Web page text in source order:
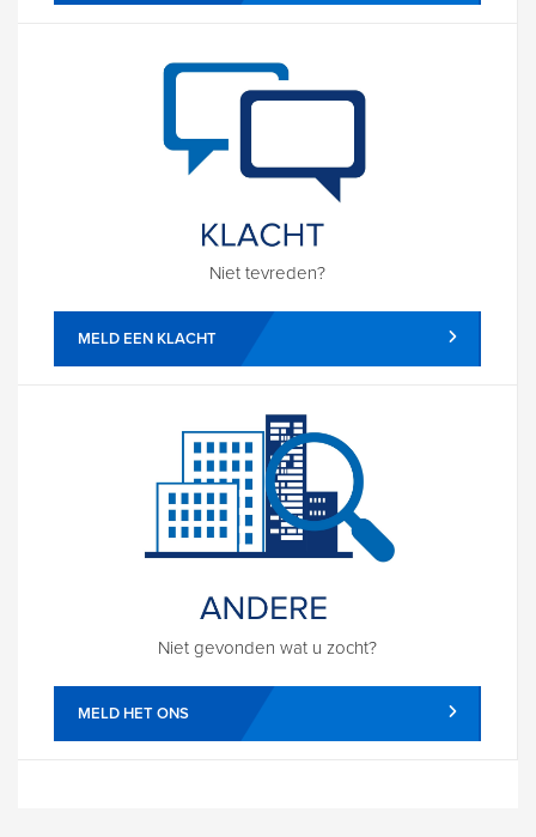
Niet tevreden?
MELD EEN KLACHT
Niet gevonden wat u zocht?
MELD HET ONS